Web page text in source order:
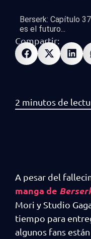
Berserk: Capítulo
es el futuro...
Compartir:
A pesar del
manga de
Mori y Studio
tiempo para
algunos fans